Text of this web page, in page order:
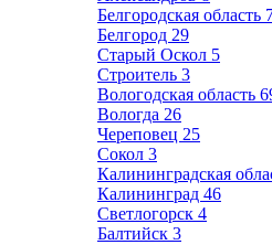
Белгородская область
Белгород 29
Старый Оскол 5
Строитель 3
Вологодская область
Вологда 26
Череповец 25
Сокол 3
Калининградская
Калининград 46
Светлогорск 4
Балтийск 3